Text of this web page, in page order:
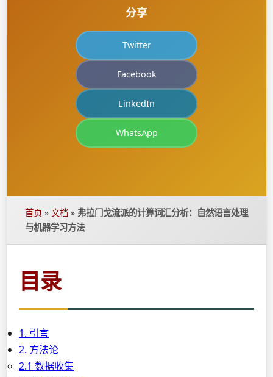
分享
Twitter
Facebook
LinkedIn
WhatsApp
首页 » 文档 » 弗拉门戈流派的计算词汇分析：自然语言处理
与机器学习方法
目录
1. 引言
2. 方法论
2.1 数据收集